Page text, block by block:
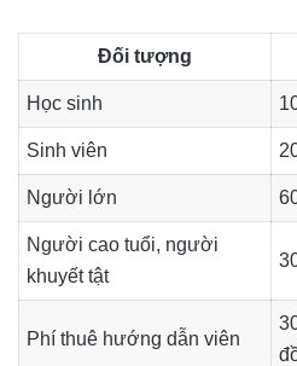
Đối tượng
Học sinh
Sinh viên
Người lớn
Người cao tuổi, người
khuyết tật
Phí thuê hướng dẫn viên